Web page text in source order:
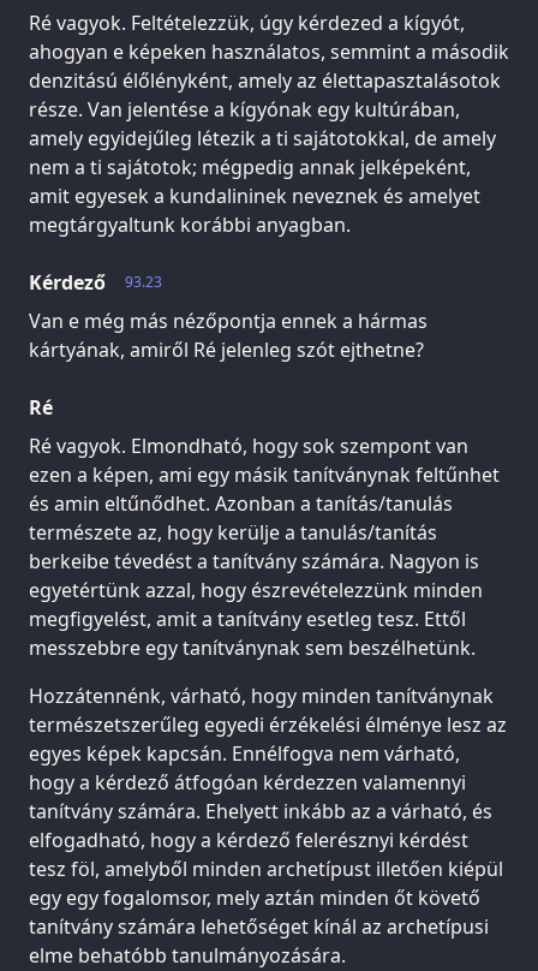
Ré vagyok. Feltételezzük, úgy kérdezed a kígyót,
ahogyan e képeken használatos, semmint a második
denzitású élőlényként, amely az élettapasztalásotok
része. Van jelentése a kígyónak egy kultúrában,
amely egyidejűleg létezik a ti sajátotokkal, de amely
nem a ti sajátotok; mégpedig annak jelképeként,
amit egyesek a kundalininek neveznek és amelyet
megtárgyaltunk korábbi anyagban.
93.23
Kérdező
Van e még más nézőpontja ennek a hármas
kártyának, amiről Ré jelenleg szót ejthetne?
Ré
Ré vagyok. Elmondható, hogy sok szempont van
ezen a képen, ami egy másik tanítványnak feltűnhet
és amin eltűnődhet. Azonban a tanítás/tanulás
természete az, hogy kerülje a tanulás/tanítás
berkeibe tévedést a tanítvány számára. Nagyon is
egyetértünk azzal, hogy észrevételezzünk minden
megfigyelést, amit a tanítvány esetleg tesz. Ettől
messzebbre egy tanítványnak sem beszélhetünk.
Hozzátennénk, várható, hogy minden tanítványnak
természetszerűleg egyedi érzékelési élménye lesz az
egyes képek kapcsán. Ennélfogva nem várható,
hogy a kérdező átfogóan kérdezzen valamennyi
tanítvány számára. Ehelyett inkább az a várható, és
elfogadható, hogy a kérdező felerésznyi kérdést
tesz föl, amelyből minden archetípust illetően kiépül
egy egy fogalomsor, mely aztán minden őt követő
tanítvány számára lehetőséget kínál az archetípusi
elme behatóbb tanulmányozására.